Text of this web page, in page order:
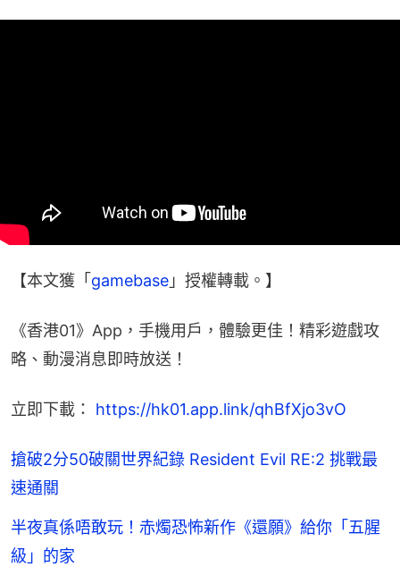
【本文獲「gamebase 」授權轉載。】
《香港01》App，手機用戶，體驗更佳！精彩遊戲攻
略、動漫消息即時放送！
立即下載： https://hk01.app.link/qhBfXjo3vO
搶破2分50破關世界紀錄 Resident Evil RE:2 挑戰最
速通關
半夜真係唔敢玩！赤燭恐怖新作《還願》給你「五腥
級」的家